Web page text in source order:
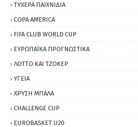
ΤΥΧΕΡΑ ΠΑΙΧΝΙΔΙΑ
COPA AMERICA
FIFA CLUB WORLD CUP
ΕΥΡΩΠΑΪΚΑ ΠΡΟΓΝΩΣΤΙΚΑ
ΛΟΤΤΟ ΚΑΙ ΤΖΟΚΕΡ
ΥΓΕΙΑ
ΧΡΥΣΗ ΜΠΑΛΑ
CHALLENGE CUP
EUROBASKET U20